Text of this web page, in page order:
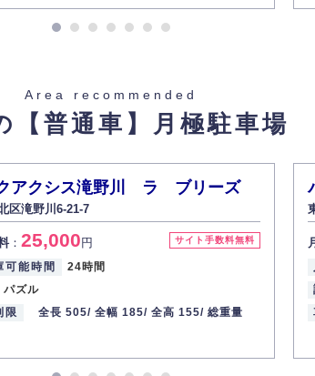
Area recommended
【普通車】 月極駐車場
アクシス滝野川 ラ ブリーズ
区滝野川6-21-7
サイト手数料無料
： 25,000円
可能時間
24時間
パズル
限
全長 505/ 全幅 185/ 全高 155/ 総重量